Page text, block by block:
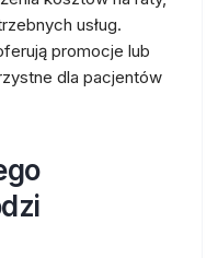
usług.
promocje lub
dla pacjentów